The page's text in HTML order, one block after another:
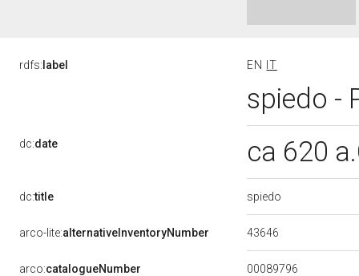
rdfs: label EN IT
spiedo -
dc:date ca 620
dc:title spiedo
arco-lite:alternativeInventoryNumber 43646
arco:catalogueNumber 00089796